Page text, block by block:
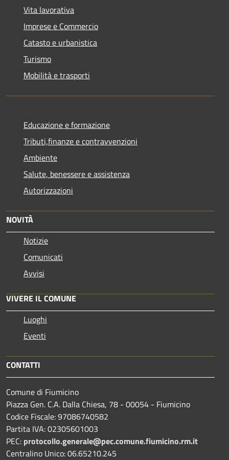
Vita lavorativa
Imprese e Commercio
Catasto e urbanistica
Turismo
Mobilità e trasporti
Educazione e formazione
Tributi,finanze e contravvenzioni
Ambiente
Salute, benessere e assistenza
Autorizzazioni
NOVITÀ
Notizie
Comunicati
Avvisi
VIVERE IL COMUNE
Luoghi
Eventi
CONTATTI
Comune di Fiumicino
Piazza Gen. C.A. Dalla Chiesa, 78 - 00054 - Fiumicino
Codice Fiscale: 97086740582
Partita IVA: 02305601003
PEC: protocollo.generale@pec.comune.fiumicino.rm.it
Centralino Unico: 06.65210.245